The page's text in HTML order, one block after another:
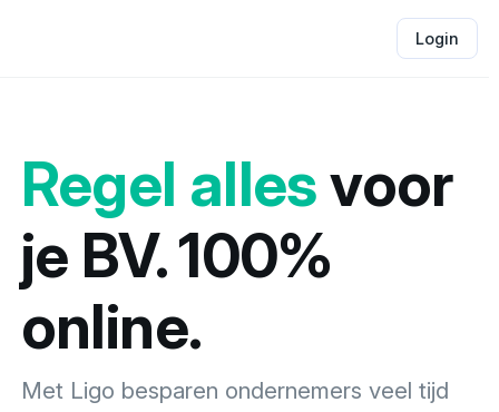
Login
Regel allesvoor
je BV. 100%
online.
Met Ligo besparen ondernemers veel tijd